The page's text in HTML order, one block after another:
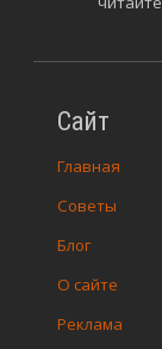
Сайт
Главная
Советы
Блог
О сайте
Реклама